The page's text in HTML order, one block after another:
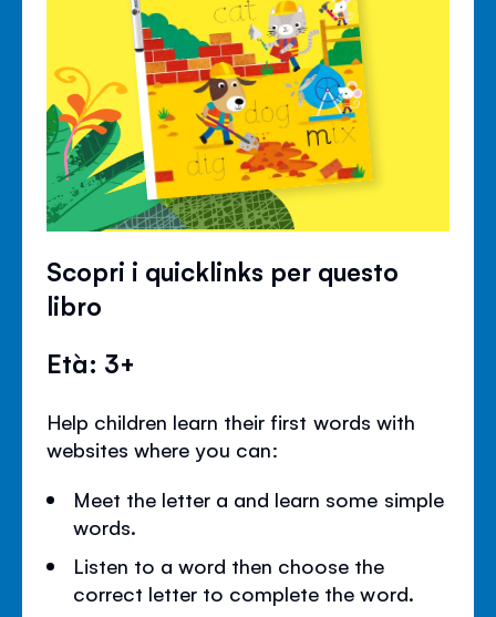
Scopri i quicklinks per questo
libro
Età: 3+
Help children learn their first words with
websites where you can:
Meet the letter a and learn some simple
words.
Listen to a word then choose the
correct letter to complete the word.